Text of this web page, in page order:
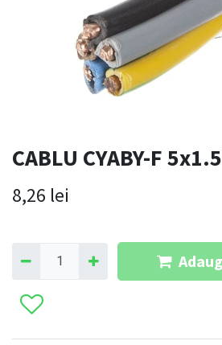
CABLU CYABY-F 5x1.5
8,26 lei